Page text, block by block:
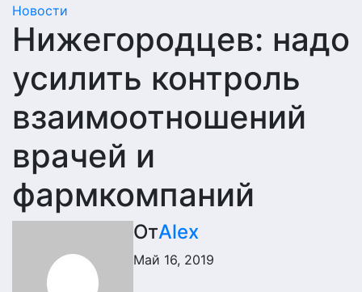
Новости
Нижегородцев: надо
усилить контроль
взаимоотношений
врачей и
фармкомпаний
ОтAlex
Май 16, 2019